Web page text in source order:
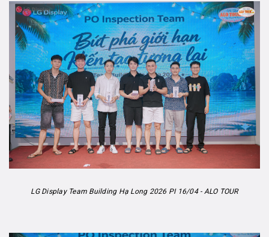
LG Display Team Building Hạ Long 2026 PI 16/04 - ALO TOUR